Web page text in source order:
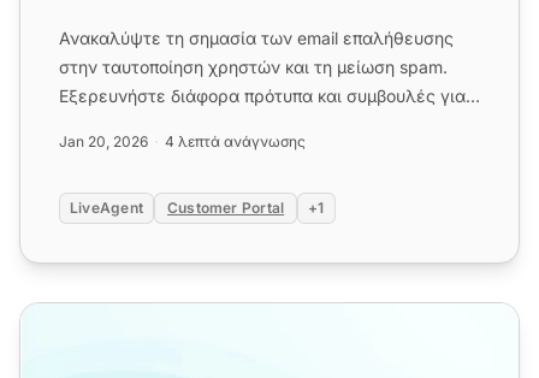
Ανακαλύψτε τη σημασία των email επαλήθευσης
στην ταυτοποίηση χρηστών και τη μείωση spam.
Εξερευνήστε διάφορα πρότυπα και συμβουλές για
Jan 20, 2026 4 λεπτά ανάγνωσης
LiveAgent Customer Portal +1
Πρότυπα Email Ενσωμάτωσης Πελατών